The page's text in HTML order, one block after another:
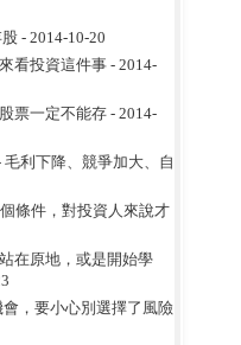
- 2014-10-20
看投資這件事- 2014-
票一定不能存 - 2014-
利下降、競爭加大、自
條件，對投資人來說才
在原地，或是開始學
，要小心別選擇了風險